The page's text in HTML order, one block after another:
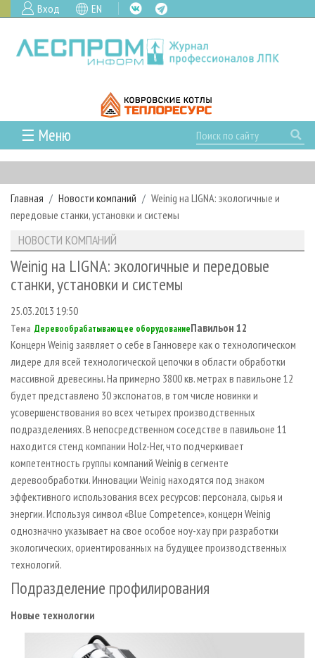
Вход EN
☰ Меню
ГЛАВНАЯ
РУБРИКИ И ТЕМЫ
РУБРИКИ ЖУРНАЛА
ЛЕСНОЕ ХОЗЯЙСТВО
ЛЕСОЗАГОТОВКА
ЛЕСОПИЛЕНИЕ
СУШКА ДРЕВЕСИНЫ
ПРОИЗВОДСТВО ДРЕВЕСНЫХ ПЛИТ
ДЕРЕВЯННОЕ ДОМОСТРОЕНИЕ
ПРОИЗВОДСТВО МЕБЕЛИ
БИОЭНЕРГЕТИКА
ЦБП
ИНСТРУМЕНТ И МАТЕРИАЛЫ
НОВОСТИ
КАЛЕНДАРЬ СОБЫТИЙ
НОВОСТИ ЛПК
НОВОСТИ ЖУРНАЛА
ПРОЕКТЫ ЛПИ
АНАЛИТИКА
ПРЕДПРИЯТИЯ ЛПК
ПЕРСОНЫ
МОБИЛЬНЫЕ ВЫСТАВКИ
ОФИЦИАЛЬНЫЕ ДЕЛЕГАЦИИ
ПРИОРИТЕТНЫЕ ИНВЕСТПРОЕКТЫ
RUSSIAN FORESTRY REVIEW
ГАЗЕТА ЛЕСПРОМФОРУМ
БИБЛИОТЕКА СПЕЦИАЛИСТА
АРХИВ
АРХИВ ЖУРНАЛОВ
О ЖУРНАЛЕ
ПОДПИСКА
КОНТАКТЫ
РЕКЛАМОДАТЕЛЯМ
РЕКЛАМА
РЕКЛАМА НА САЙТЕ
Главная Новости компаний
Weinig на LIGNA: экологичные и
передовые станки, установки и системы
НОВОСТИ КОМПАНИЙ
Weinig на LIGNA: экологичные и передовые
станки, установки и системы
25.03.2013 19:50
Тема Деревообрабатывающее оборудованиеПавильон 12
Концерн Weinig заявляет о себе в Ганновере как о технологическом
лидере для всей технологической цепочки в области обработки
массивной древесины. На примерно 3800 кв. метрах в павильоне 12
будет представлено 30 экспонатов, в том числе новинки и
усовершенствования во всех четырех производственных
подразделениях. В непосредственном соседстве в павильоне 11
находится стенд компании Holz-Her, что подчеркивает
компетентность группы компаний Weinig в сегменте
деревообработки. Инновации Weinig находятся под знаком
эффективного использования всех ресурсов: персонала, сырья и
энергии. Используя символ «Blue Competence», концерн Weinig
однозначно указывает на свое особое ноу-хау при разработки
экологических, ориентированных на будущее производственных
технологий.
Подразделение профилирования
Новые технологии